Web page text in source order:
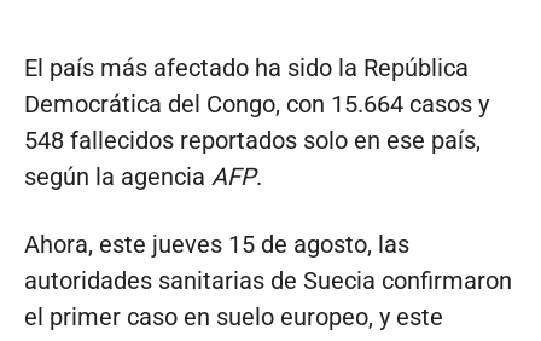
El país más afectado ha sido la República
Democrática del Congo, con 15.664 casos y
548 fallecidos reportados solo en ese país,
según la agencia AFP.
Ahora, este jueves 15 de agosto, las
autoridades sanitarias de Suecia confirmaron
el primer caso en suelo europeo, y este